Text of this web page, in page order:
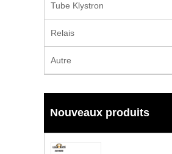
Tube Klystron
Relais
Autre
Nouveaux produits